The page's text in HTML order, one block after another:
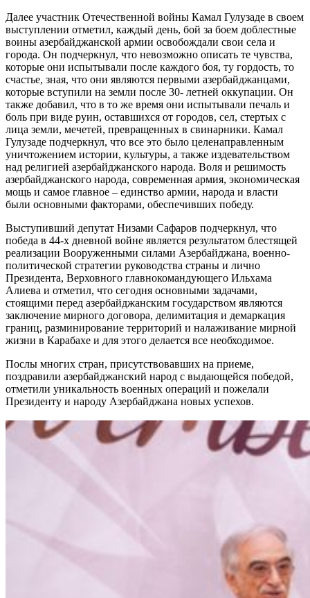
Далее участник Отечественной войны Камал Гулузаде в своем
выступлении отметил, каждый день, бой за боем доблестные
воины азербайджанской армии освобождали свои села и
города. Он подчеркнул, что невозможно описать те чувства,
которые они испытывали после каждого боя, ту гордость, то
счастье, зная, что они являются первыми азербайджанцами,
которые вступили на земли после 30- летней оккупации. Он
также добавил, что в то же время они испытывали печаль и
боль при виде руин, оставшихся от городов, сел, стертых с
лица земли, мечетей, превращенных в свинарники. Камал
Гулузаде подчеркнул, что все это было целенаправленным
уничтожением истории, культуры, а также издевательством
над религией азербайджанского народа. Воля и решимость
азербайджанского народа, современная армия, экономическая
мощь и самое главное – единство армии, народа и власти
были основными факторами, обеспечивших победу.
Выступивший депутат Низами Сафаров подчеркнул, что
победа в 44-х дневной войне является результатом блестящей
реализации Вооруженными силами Азербайджана, военно-
политической стратегии руководства страны и лично
Президента, Верховного главнокомандующего Ильхама
Алиева и отметил, что сегодня основными задачами,
стоящими перед азербайджанским государством являются
заключение мирного договора, делимитация и демаркация
границ, разминирование территорий и налаживание мирной
жизни в Карабахе и для этого делается все необходимое.
Послы многих стран, присутствовавших на приеме,
поздравили азербайджанский народ с выдающейся победой,
отметили уникальность военных операций и пожелали
Президенту и народу Азербайджана новых успехов.